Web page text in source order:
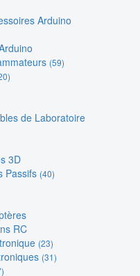
Arduino
(59)
de Laboratoire
3D
Passifs (40)
RC
(23)
(31)